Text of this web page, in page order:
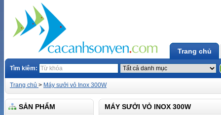
Trang chủ
Tìm kiêm:
Trang chủ > Máy sưởi vỏ Inox 300W
SẢN PHẨM MÁY SƯỞI VỎ INOX 300W